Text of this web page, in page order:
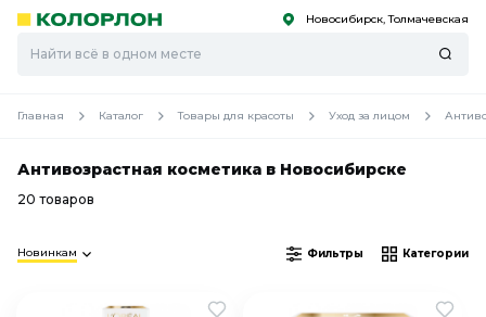
Скоро
Скоро Новосибирск, Толмачевская
Главная Каталог Товары для красоты Уход за лицом
Антивозрастная косметика в Новосибирске
20 товаров
Новинкам Фильтры Категории